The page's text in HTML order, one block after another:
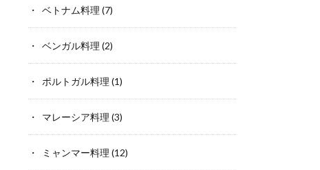
ベトナム料理 (7)
ベンガル料理 (2)
ポルトガル料理 (1)
マレーシア料理 (3)
ミャンマー料理 (12)